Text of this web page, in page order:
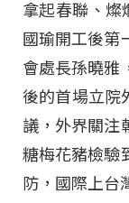
拿起春聯、燦
國瑜開工後第
會處長孫曉雅
後的首場立院
議，外界關注
糖梅花豬檢驗
防，國際上台